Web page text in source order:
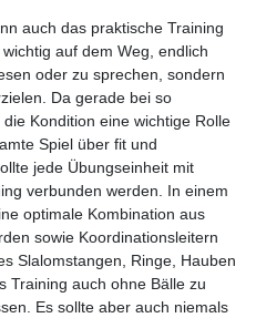
auch das praktische Training
auf dem Weg, endlich
oder zu sprechen, sondern
Da gerade bei so
Kondition eine wichtige Rolle
Spiel über fit und
jede Übungseinheit mit
verbunden werden. In einem
optimale Kombination aus
sowie Koordinationsleitern
Slalomstangen, Ringe, Hauben
Training auch ohne Bälle zu
Es sollte aber auch niemals